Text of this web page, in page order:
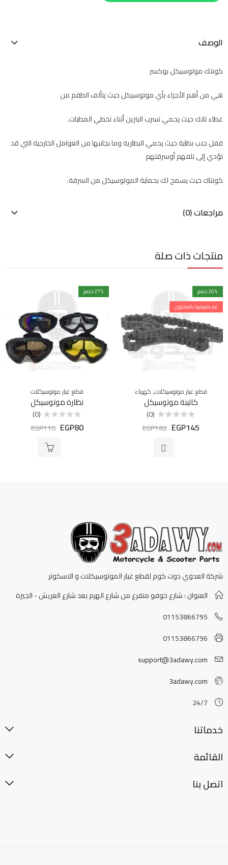
الوصف
كونتك موتوسيكل بوكسر
هي من أهم الأجزاء بأي موتوسيكل حيث يتألف الطقم من
غطاء تانك حيث يحمي تسرب البنزين أثناء تخطي المطبات.
قفل جنب بطاية حيث يحمي البطارية وما بجانبها من العوامل الخارجية التي قد
تؤدي إلى تلفهم أوسرقتهم
كونتاك حيث يسمح لك بحماية الموتوسيكل من السرقة.
مراجعات (0)
منتجات ذات صلة
20% خصم
غير متوفرة بالمخزون
قطع غيار موتوسيكلات,كهرباء
كاتينة موتوسيكل
التقييم
(0)
EGP145
EGP182
27% خصم
قطع غيار موتوسيكلات
نظارة موتوسيكل
التقييم
(0)
EGP80
EGP110
شركة العدوي دوت كوم لقطع غيار الموتوسيكلات و الاسكوتر
العنوان : شارع خوفو متفرع من شارع الهرم بعد شارع العريش - الجيزة
01153866795
01153866796
support@3adawy.com
3adawy.com
24/7
خدماتنا
القائمة
اتصل بنا